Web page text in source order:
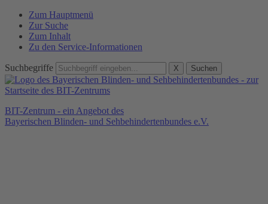
Zum Hauptmenü
Zur Suche
Zum Inhalt
Zu den Service-Informationen
Suchbegriffe X Suchen
BIT-Zentrum - ein Angebot des
Bayerischen Blinden- und Sehbehindertenbundes e.V.